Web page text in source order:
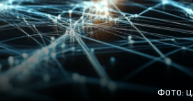
ФОТО: